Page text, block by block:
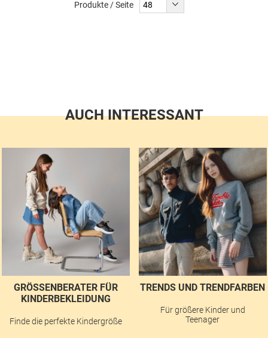
Produkte / Seite
AUCH INTERESSANT
GRÖSSENBERATER FÜR K
INDERBEKLEIDUNG
Finde die perfekte Kindergröße
TRENDS UND TRENDFARBEN
Für größere Kinder und
Teenager